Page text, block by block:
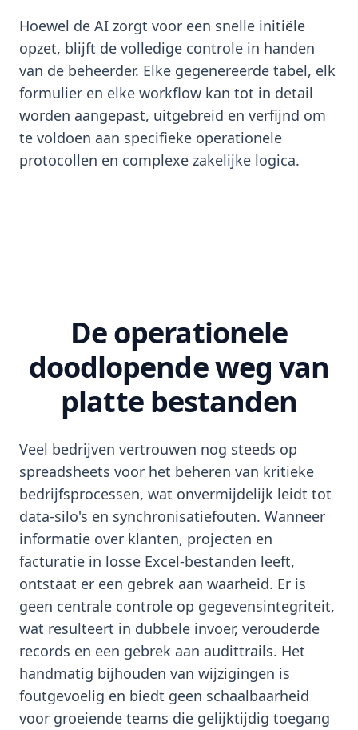
Hoewel de AI zorgt voor een snelle initiële
opzet, blijft de volledige controle in handen
van de beheerder. Elke gegenereerde tabel, elk
formulier en elke workflow kan tot in detail
worden aangepast, uitgebreid en verfijnd om
te voldoen aan specifieke operationele
protocollen en complexe zakelijke logica.
De operationele
doodlopende weg van
platte bestanden
Veel bedrijven vertrouwen nog steeds op
spreadsheets voor het beheren van kritieke
bedrijfsprocessen, wat onvermijdelijk leidt tot
data-silo's en synchronisatiefouten. Wanneer
informatie over klanten, projecten en
facturatie in losse Excel-bestanden leeft,
ontstaat er een gebrek aan waarheid. Er is
geen centrale controle op gegevensintegriteit,
wat resulteert in dubbele invoer, verouderde
records en een gebrek aan audittrails. Het
handmatig bijhouden van wijzigingen is
foutgevoelig en biedt geen schaalbaarheid
voor groeiende teams die gelijktijdig toegang